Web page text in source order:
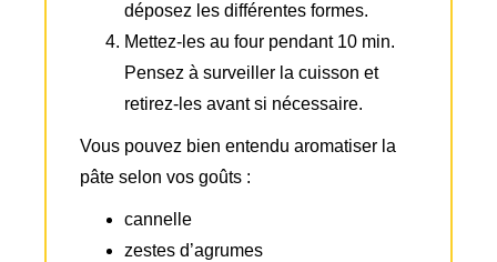
déposez les différentes formes.
Mettez-les au four pendant 10 min.
Pensez à surveiller la cuisson et
retirez-les avant si nécessaire.
Vous pouvez bien entendu aromatiser la
pâte selon vos goûts :
cannelle
zestes d’agrumes